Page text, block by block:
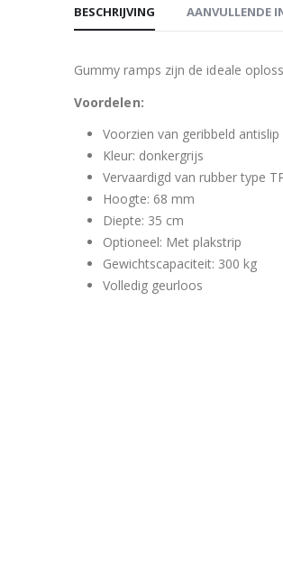
BESCHRIJVING AANVULLENDE
Gummy ramps zijn de ideale
Voordelen:
Voorzien van geribbeld
Kleur: donkergrijs
Vervaardigd van rubber type
Hoogte: 68 mm
Diepte: 35 cm
Optioneel: Met plakstrip
Gewichtscapaciteit: 300 kg
Volledig geurloos